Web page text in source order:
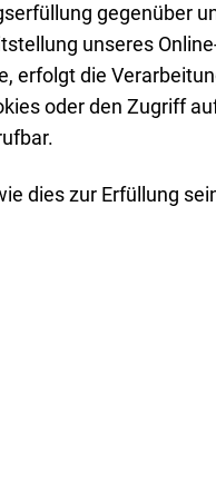
gegenüber
unseres
die
oder den Zugriff
dies zur Erfüllung